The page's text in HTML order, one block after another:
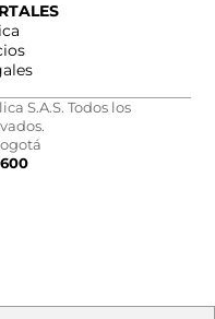
S.A.S. Todos los